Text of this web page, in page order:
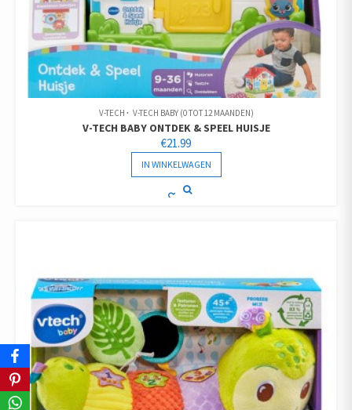
V-TECH V-TECH BABY (0 TOT 12 MAANDEN)
V-TECH BABY ONTDEK & SPEEL HUISJE
€21.99
IN WINKELWAGEN